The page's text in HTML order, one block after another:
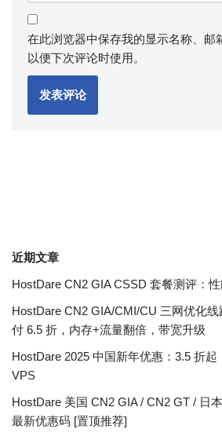
在此浏览器中保存我的显示名称、邮
以便下次评论时使用。
近期文章
HostDare CN2 GIA CSSD 套餐测评：
HostDare CN2 GIA/CMI/CU 三网优化
付 6.5 折，内存+流量翻倍，带宽升级
HostDare 2025 中国新年优惠：3.5 折
VPS
HostDare 美国 CN2 GIA / CN2 GT / 日
最新优惠码 [置顶推荐]